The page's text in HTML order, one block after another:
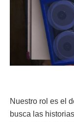
Nuestro rol es el
busca las